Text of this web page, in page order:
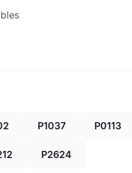
P1037 P0113
P2624